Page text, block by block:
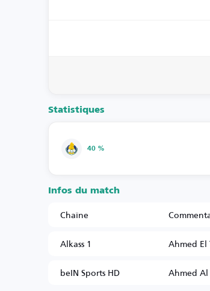
Statistiques
40 %
Infos du match
Chaîne
Alkass 1
Ahmed El
beIN Sports HD
Ahmed